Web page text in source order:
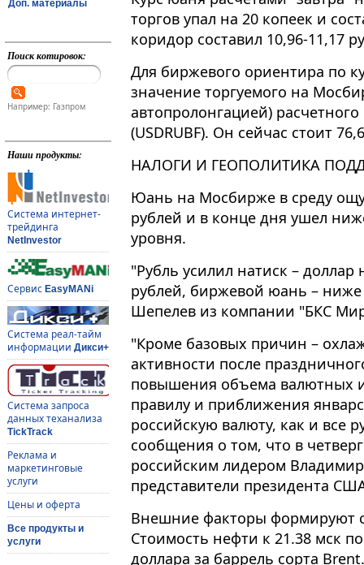
Доп. материалы
Поиск котировок:
Например: Газпром
Наши продукты:
Система интернет-
трейдинга
NetInvestor
Сервис EasyMANi
Система реал-тайм
информации Дикси+
Система запроса
данных теханализа
TickTrack
Реклама и
маркетинговые
услуги
Цены и оферта
Все продукты и
услуги
торгов упал на 20 копеек и
коридор составил 10,96-11,17
Для биржевого ориентира по
значение торгуемого на
автопролонгацией)
(USDRUBF). Он сейчас стоит
НАЛОГИ И ГЕОПОЛИТИКА
Юань на Мосбирже в среду
рублей и в конце дня ушел
уровня.
"Рубль усилил натиск –
рублей, биржевой юань – ниже
Шепелев из компании "БКС
"Кроме базовых причин –
активности после
повышения объема валютных
правилу и приближения
российскую валюту, как и все
сообщения о том, что в
российским лидером
представители президента
Внешние факторы формируют
Стоимость нефти к 21.38 мск
доллара за баррель сорта